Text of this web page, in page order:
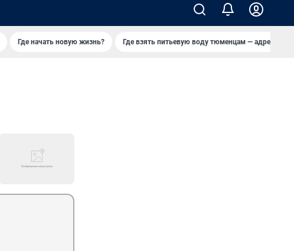
Где начать новую жизнь? Где взять питьевую воду тюменцам — адреса